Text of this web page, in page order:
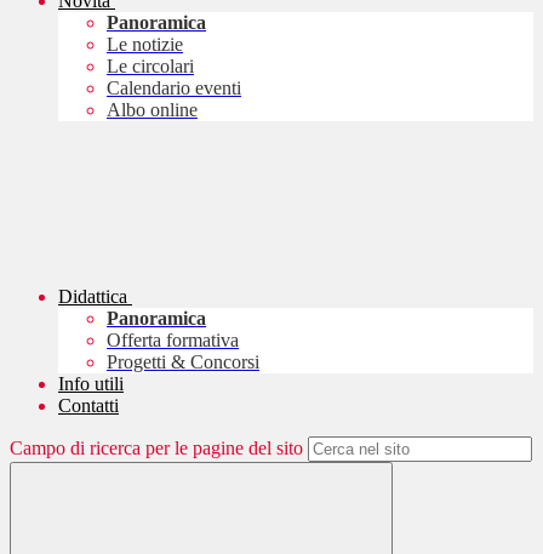
Panoramica
Le notizie
Le circolari
Calendario eventi
Albo online
Didattica
Panoramica
Offerta formativa
Progetti & Concorsi
Info utili
Contatti
Campo di ricerca per le pagine del sito